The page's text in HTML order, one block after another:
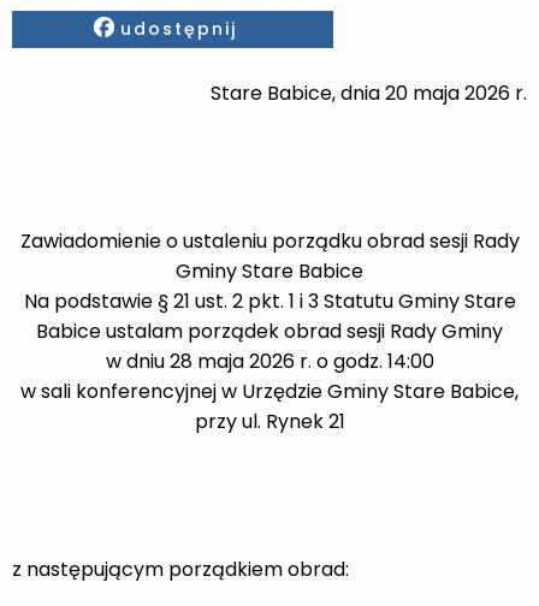
Facebook
udostępnij
Stare Babice, dnia 20 maja 2026 r.
Zawiadomienie o ustaleniu porządku obrad sesji Rady
Gminy Stare Babice
Na podstawie § 21 ust. 2 pkt. 1 i 3 Statutu Gminy Stare
Babice ustalam porządek obrad sesji Rady Gminy
w dniu 28 maja 2026 r. o godz. 14:00
w sali konferencyjnej w Urzędzie Gminy Stare Babice,
przy ul. Rynek 21
z następującym porządkiem obrad: